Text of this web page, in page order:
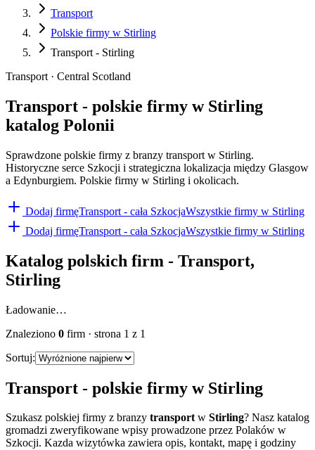
Transport
Polskie firmy w Stirling
Transport - Stirling
Transport · Central Scotland
Transport - polskie firmy w Stirling
katalog Polonii
Sprawdzone polskie firmy z branzy transport w Stirling.
Historyczne serce Szkocji i strategiczna lokalizacja między Glasgow
a Edynburgiem. Polskie firmy w Stirling i okolicach.
Dodaj firmęTransport - cała SzkocjaWszystkie firmy w Stirling
Dodaj firmęTransport - cała SzkocjaWszystkie firmy w Stirling
Katalog polskich firm - Transport,
Stirling
Ładowanie…
Znaleziono 0 firm · strona 1 z 1
Sortuj:
Transport - polskie firmy w Stirling
Szukasz polskiej firmy z branzy transportw Stirling? Nasz katalog
gromadzi zweryfikowane wpisy prowadzone przez Polaków w
Szkocji. Kazda wizytówka zawiera opis, kontakt, mapę i godziny